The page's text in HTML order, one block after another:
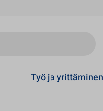
Työ ja yrittäminen